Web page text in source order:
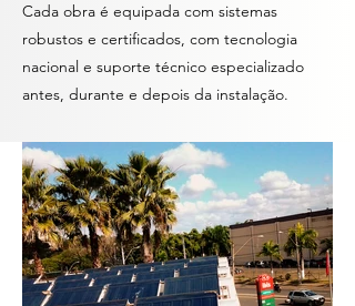
Cada obra é equipada com sistemas
robustos e certificados, com tecnologia
nacional e suporte técnico especializado
antes, durante e depois da instalação.